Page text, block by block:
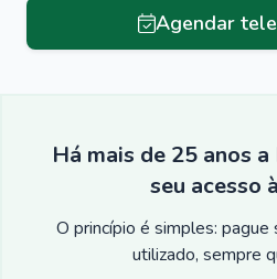
Agendar
Há mais de 25 anos
seu acesso
O princípio é simples:
utilizado, sempre